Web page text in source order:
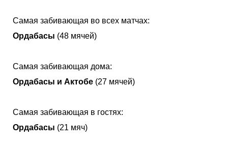
Самая забивающая во всех матчах:
Ордабасы (48 мячей)
Самая забивающая дома:
Ордабасы и Актобе (27 мячей)
Самая забивающая в гостях:
Ордабасы (21 мяч)